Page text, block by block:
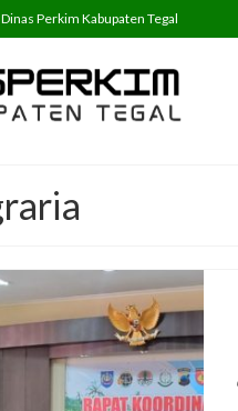
Perkim Kabupaten Tegal